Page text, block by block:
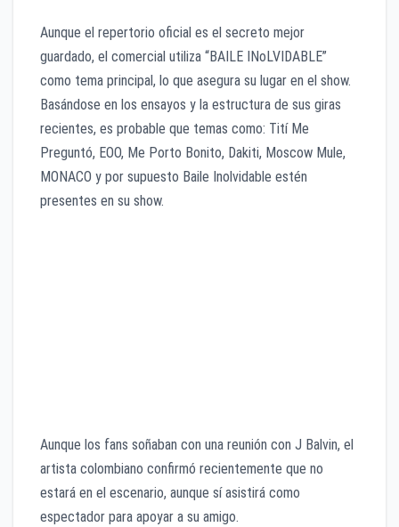
​Aunque el repertorio oficial es el secreto mejor
guardado, el comercial utiliza “BAILE INoLVIDABLE”
como tema principal, lo que asegura su lugar en el show.
Basándose en los ensayos y la estructura de sus giras
recientes, es probable que temas como: Tití Me
Preguntó, EOO, Me Porto Bonito, Dakiti, Moscow Mule,
MONACO y por supuesto Baile Inolvidable estén
presentes en su show.
​​Aunque los fans soñaban con una reunión con J Balvin, el
artista colombiano confirmó recientemente que no
estará en el escenario, aunque sí asistirá como
espectador para apoyar a su amigo.